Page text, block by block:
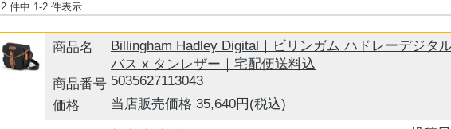
2 件中 1-2 件表示
商品名
Billingham Hadley Digital｜ビリンガム ハドレーデジタ
バス x タンレザー｜宅配便送料込
商品番号 5035627113043
価格
当店販売価格 35,640円 (税込)